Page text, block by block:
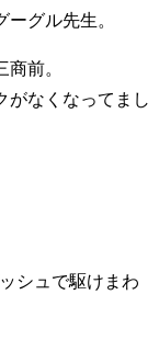
グル先生。
前。
がなくなってまし
シュで駆けまわ